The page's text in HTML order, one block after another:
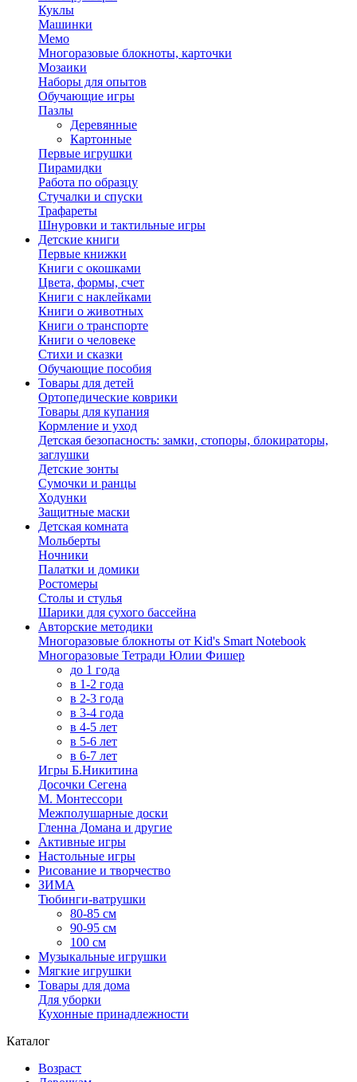
Куклы
Машинки
Мемо
Многоразовые блокноты, карточки
Мозаики
Наборы для опытов
Обучающие игры
Пазлы
Деревянные
Картонные
Первые игрушки
Пирамидки
Работа по образцу
Стучалки и спуски
Трафареты
Шнуровки и тактильные игры
Детские книги
Первые книжки
Книги с окошками
Цвета, формы, счет
Книги с наклейками
Книги о животных
Книги о транспорте
Книги о человеке
Стихи и сказки
Обучающие пособия
Товары для детей
Ортопедические коврики
Товары для купания
Кормление и уход
Детская безопасность: замки, стопоры, блокираторы,
заглушки
Детские зонты
Сумочки и ранцы
Ходунки
Защитные маски
Детская комната
Мольберты
Ночники
Палатки и домики
Ростомеры
Столы и стулья
Шарики для сухого бассейна
Авторские методики
Многоразовые блокноты от Kid's Smart Notebook
Многоразовые Тетради Юлии Фишер
до 1 года
в 1-2 года
в 2-3 года
в 3-4 года
в 4-5 лет
в 5-6 лет
в 6-7 лет
Игры Б.Никитина
Досочки Сегена
М. Монтессори
Межполушарные доски
Гленна Домана и другие
Активные игры
Настольные игры
Рисование и творчество
ЗИМА
Тюбинги-ватрушки
80-85 см
90-95 см
100 см
Музыкальные игрушки
Мягкие игрушки
Товары для дома
Для уборки
Кухонные принадлежности
Каталог
Возраст